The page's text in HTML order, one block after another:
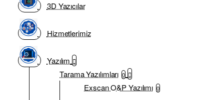
3D Yazıcılar
Hizmetlerimiz
Yazılım
Tarama Yazılımları 0
Exscan O&P Yazılımı 0